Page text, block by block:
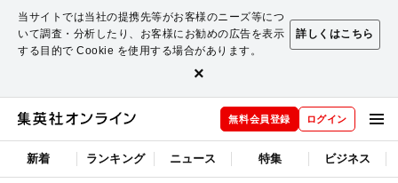
当サイトでは当社の提携先等がお客様のニーズ等につ
いて調査・分析したり、お客様にお勧めの広告を表示
する目的で Cookie を使用する場合があります。
詳しくはこちら
×
無料会員登録 ログイン
新着 ランキング ニュース 特集 ビジネス